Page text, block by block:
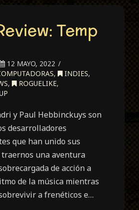
Temp
12 MAYO, 2022
, INDIES,
, ROGUELIKE,
y Paul Hebbinckuys son
desarrolladores
que han unido sus
una aventura
de acción a
de la música mientras
a frenéticos e…